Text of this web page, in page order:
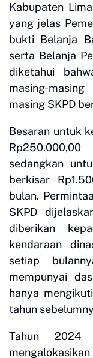
Kabupaten
yang jelas
bukti Belanja
serta Belanja
diketahui
masing-
masing SKPD
Besaran untuk
sedangkan
berkisar
bulan.
SKPD
diberikan
kendaraan
setiap
mempunyai
hanya
tahun
Tahun 2024